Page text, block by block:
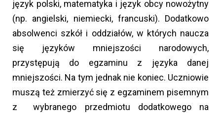
język polski, matematyka i język obcy nowożytny
(np. angielski, niemiecki, francuski). Dodatkowo
absolwenci szkół i oddziałów, w których naucza
się języków mniejszości narodowych,
przystępują do egzaminu z języka danej
mniejszości. Na tym jednak nie koniec. Uczniowie
muszą też zmierzyć się z egzaminem pisemnym
z wybranego przedmiotu dodatkowego na